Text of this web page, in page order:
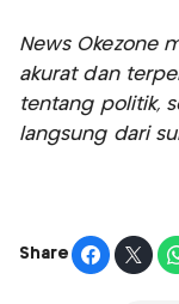
News Okezone
akurat dan
tentang politik,
langsung dari
Share